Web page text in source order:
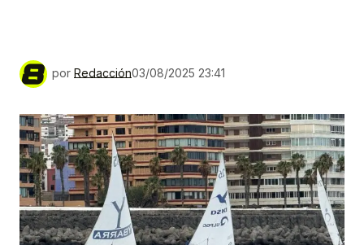
por Redacción03/08/2025 23:41